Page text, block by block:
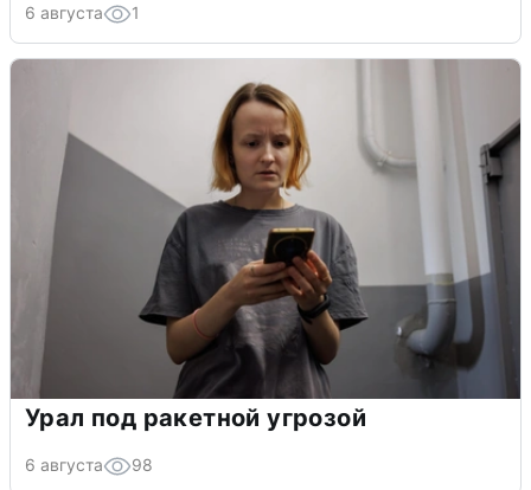
6 августа 1
Урал под ракетной угрозой
6 августа 98